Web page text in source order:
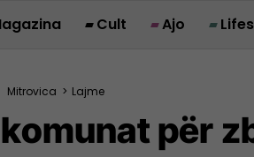
Cult Ajo
Mitrovica > Lajme
për